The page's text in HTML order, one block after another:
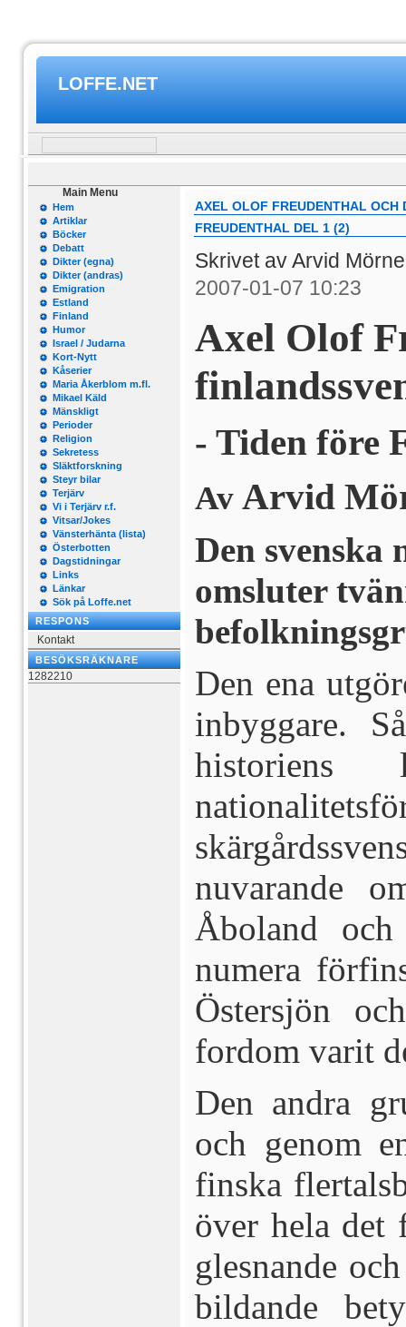
LOFFE.NET
Main Menu
Hem
Artiklar
Böcker
Debatt
Dikter (egna)
Dikter (andras)
Emigration
Estland
Finland
Humor
Israel / Judarna
Kort-Nytt
Kåserier
Maria Åkerblom m.fl.
Mikael Käld
Mänskligt
Perioder
Religion
Sekretess
Släktforskning
Steyr bilar
Terjärv
Vi i Terjärv r.f.
Vitsar/Jokes
Vänsterhänta (lista)
Österbotten
Dagstidningar
Links
Länkar
Sök på Loffe.net
RESPONS
Kontakt
BESÖKSRÄKNARE
1282210
AXEL OLOF FREUDENTHAL OCH
FREUDENTHAL DEL 1 (2)
Skrivet av Arvid
2007-01-07 10:23
Axel Olof
- Tiden före
Av Arvid
Den
omsluter
Den ena
in­byggare.
nuvarande
Åboland
numera
Östersjön
fordom varit
Den andra
och ge­nom
finska
över hela det
glesnande
bildande